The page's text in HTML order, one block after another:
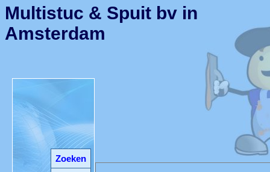
Zoeken
Multistuc & Spuit bv in
Amsterdam